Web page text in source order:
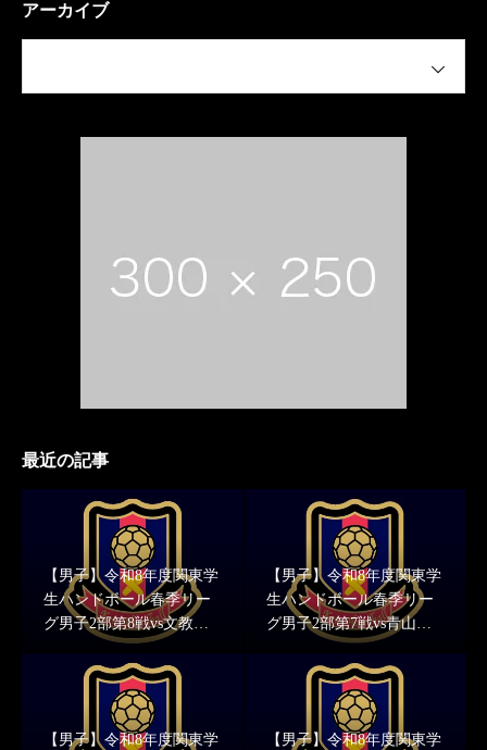
アーカイブ
最近の記事
【男子】令和8年度関東学
生ハンドボール春季リー
グ男子2部第8戦vs文教大
学 結果報告
【男子】令和8年度関東学
生ハンドボール春季リー
グ男子2部第7戦vs青山学
院大学 結果報告
【男子】令和8年度関東学 【男子】令和8年度関東学